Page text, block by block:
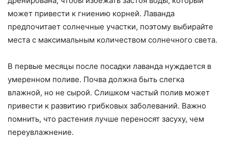
может привести к гниению корней. Лаванда
предпочитает солнечные участки, поэтому выбирайте
места с максимальным количеством солнечного света.
В первые месяцы после посадки лаванда нуждается в
умеренном поливе. Почва должна быть слегка
влажной, но не сырой. Слишком частый полив может
привести к развитию грибковых заболеваний. Важно
помнить, что растения лучше переносят засуху, чем
переувлажнение.